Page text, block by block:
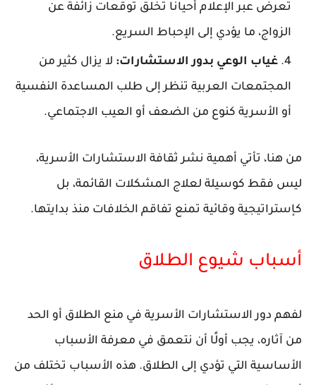
تُعرض عبر الإعلام أحيانًا تخلق توقعات زائفة عن
الزواج، ما يؤدي إلى الإحباط السريع.
غياب الوعي بدور الاستشارات: لا يزال كثير من
المجتمعات العربية تنظر إلى طلب المساعدة النفسية
أو الأسرية كنوع من الضعف أو العيب الاجتماعي.
من هنا، تأتي أهمية نشر ثقافة الاستشارات الأسرية،
ليس فقط كوسيلة لعلاج المشكلات القائمة، بل
كإستراتيجية وقائية تمنع تفاقم الخلافات منذ بدايتها.
أسباب شيوع الطلاق
لفهم دور الاستشارات الأسرية في منع الطلاق أو الحد
من آثاره، يجب أولًا أن نتعمق في معرفة الأسباب
الأساسية التي تؤدي إلى الطلاق. هذه الأسباب تختلف من